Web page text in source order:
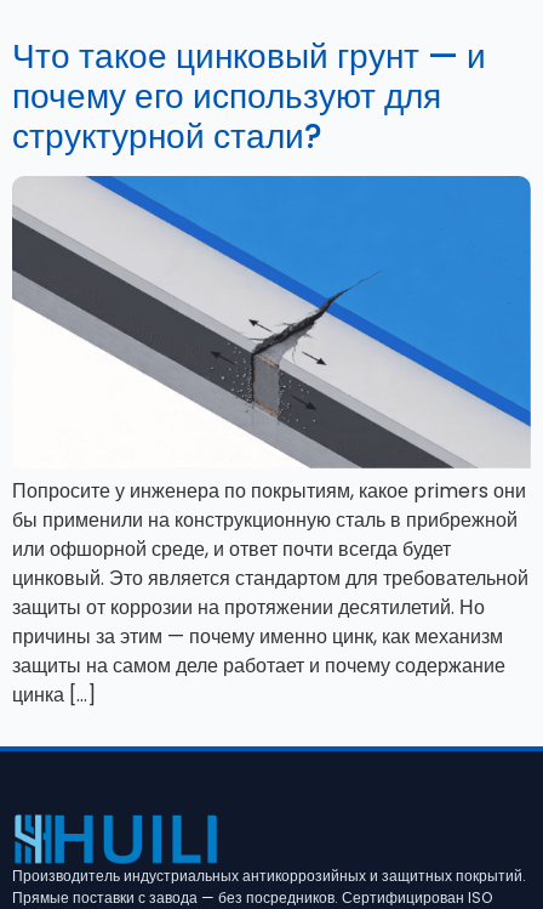
Что такое цинковый грунт — и
почему его используют для
структурной стали?
Попросите у инженера по покрытиям, какое primers они
бы применили на конструкционную сталь в прибрежной
или офшорной среде, и ответ почти всегда будет
цинковый. Это является стандартом для требовательной
защиты от коррозии на протяжении десятилетий. Но
причины за этим — почему именно цинк, как механизм
защиты на самом деле работает и почему содержание
цинка […]
Производитель индустриальных антикоррозийных и защитных покрытий.
Прямые поставки с завода — без посредников. Сертифицирован ISO